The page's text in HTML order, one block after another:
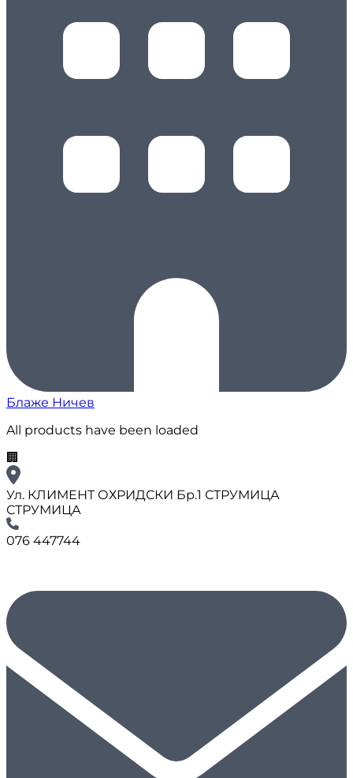
Блаже Ничев
All products have been loaded
🏢
Ул. КЛИМЕНТ ОХРИДСКИ Бр.1 СТРУМИЦА
СТРУМИЦА
076 447744